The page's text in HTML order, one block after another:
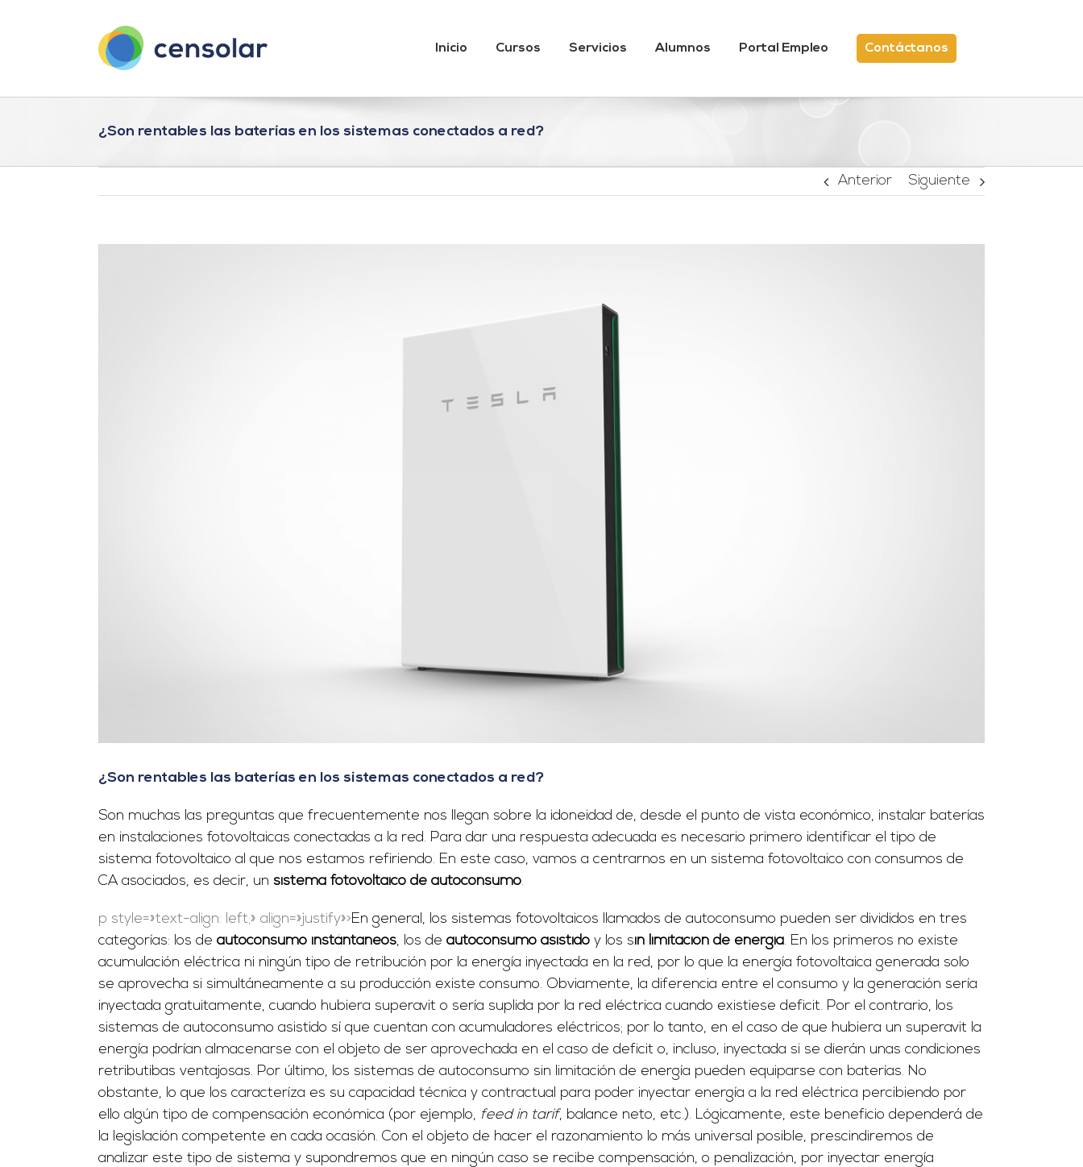
Inicio Cursos Servicios Alumnos Portal Empleo Contáctanos
¿Son rentables las baterías en los sistemas conectados a red?
Anterior Siguiente
¿Son rentables las baterías en los sistemas conectados a red?
Son muchas las preguntas que frecuentemente nos llegan sobre la idoneidad de, desde el punto de vista económico, instalar baterías
en instalaciones fotovoltaicas conectadas a la red. Para dar una respuesta adecuada es necesario primero identificar el tipo de
sistema fotovoltaico al que nos estamos refiriendo. En este caso, vamos a centrarnos en un sistema fotovoltaico con consumos de
CA asociados, es decir, un sistema fotovoltaico de autoconsumo.
p style=»text-align: left;» align=»justify»>En general, los sistemas fotovoltaicos llamados de autoconsumo pueden ser divididos en tres
categorías: los de autoconsumo instántaneos, los de autoconsumo asistido y los sin limitación de energía. En los primeros no existe
acumulación eléctrica ni ningún tipo de retribución por la energía inyectada en la red, por lo que la energía fotovoltaica generada solo
se aprovecha si simultáneamente a su producción existe consumo. Obviamente, la diferencia entre el consumo y la generación sería
inyectada gratuitamente, cuando hubiera superavit o sería suplida por la red eléctrica cuando existiese deficit. Por el contrario, los
sistemas de autoconsumo asistido sí que cuentan con acumuladores eléctricos; por lo tanto, en el caso de que hubiera un superavit la
energía podrían almacenarse con el objeto de ser aprovechada en el caso de deficit o, incluso, inyectada si se dierán unas condiciones
retributibas ventajosas. Por último, los sistemas de autoconsumo sin limitación de energía pueden equiparse con baterías. No
obstante, lo que los caracteríza es su capacidad técnica y contractual para poder inyectar energía a la red eléctrica percibiendo por
ello algún tipo de compensación económica (por ejemplo, feed in tarif, balance neto, etc.). Lógicamente, este beneficio dependerá de
la legislación competente en cada ocasión. Con el objeto de hacer el razonamiento lo más universal posible, prescindiremos de
analizar este tipo de sistema y supondremos que en ningún caso se recibe compensación, o penalización, por inyectar energía